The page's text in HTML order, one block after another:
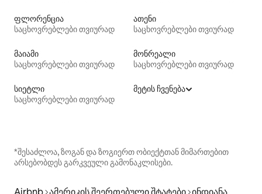
ფლორენცია
საცხოვრებლები თვიურად
ათენი
საცხოვრებლები თვიურად
მაიამი
საცხოვრებლები თვიურად
მონრეალი
საცხოვრებლები თვიურად
სიეტლი
საცხოვრებლები თვიურად
მეტის ჩვენება
*შესაძლოა, ზოგან და ზოგიერთ ობიექტთან მიმართებით
არსებობდეს გარკვეული გამონაკლისები.